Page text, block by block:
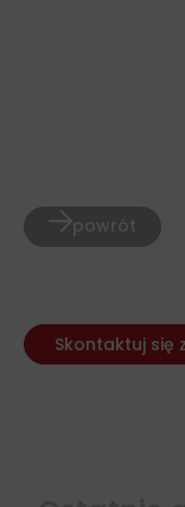
powrót
Skontaktuj się